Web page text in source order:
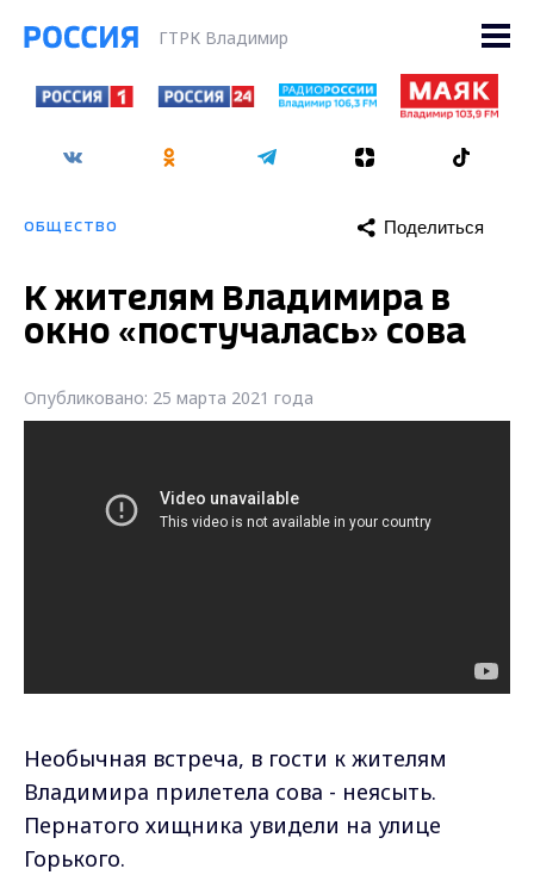
ГТРК Владимир
ОБЩЕСТВО Поделиться
К жителям Владимира в
окно «постучалась» сова
Опубликовано: 25 марта 2021 года
Необычная встреча, в гости к жителям
Владимира прилетела сова - неясыть.
Пернатого хищника увидели на улице
Горького.